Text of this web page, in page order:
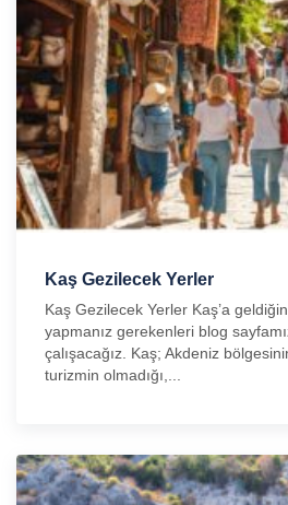
Kaş Gezilecek Yerler
Kaş Gezilecek Yerler Kaş’a
yapmanız gerekenleri blog
çalışacağız. Kaş; Akdeniz
turizmin olmadığı,...